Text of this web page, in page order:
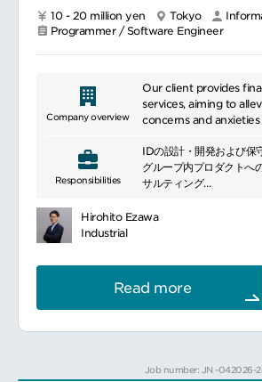
10 - 20 million yen Tokyo
Programmer / Software Engineer
Company overview
Our client provides
services, aiming to
concerns and
technology, and
"money platform" for
main services include
management for
offer cloud services
payment services.
Responsibilities
IDの設計・開発および保
グループ内プロダクトへ
サルティング
ド
認証基盤におけるセキュ
の強化
Hirohito Ezawa
Industrial
Read more
Job number: JN -042026-